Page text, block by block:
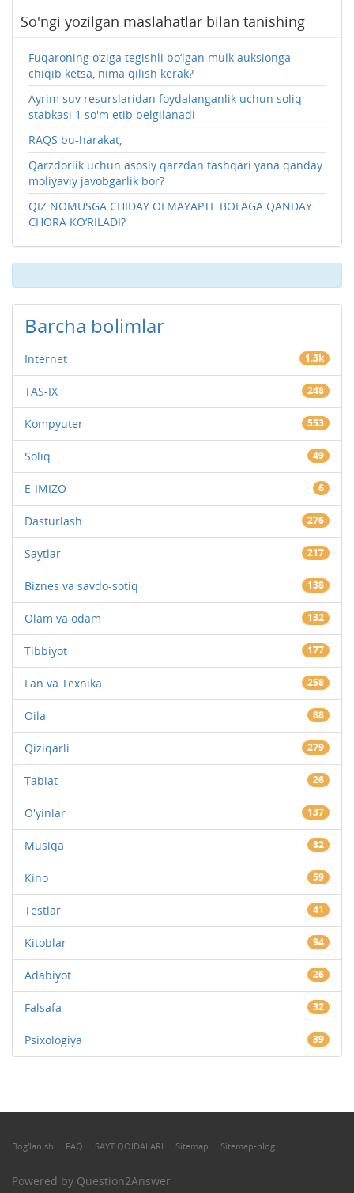
So'ngi yozilgan maslahatlar bilan tanishing
Fuqaroning o‘ziga tegishli bo‘lgan mulk auksionga
chiqib ketsa, nima qilish kerak?
Ayrim suv resurslaridan foydalanganlik uchun soliq
stabkasi 1 so'm etib belgilanadi
RAQS bu-harakat,
Qarzdorlik uchun asosiy qarzdan tashqari yana qanday
moliyaviy javobgarlik bor?
QIZ NOMUSGA CHIDAY OLMAYAPTI. BOLAGA QANDAY
CHORA KO‘RILADI?
Barcha bolimlar
Internet 1.3k
TAS-IX 248
Kompyuter 553
Soliq 49
E-IMIZO 6
Dasturlash 276
Saytlar 217
Biznes va savdo-sotiq 138
Olam va odam 132
Tibbiyot 177
Fan va Texnika 258
Oila 88
Qiziqarli 279
Tabiat 26
O'yinlar 137
Musiqa 82
Kino 59
Testlar 41
Kitoblar 94
Adabiyot 26
Falsafa 32
Psixologiya 39
Bog'lanish FAQ SAYT QOIDALARI Sitemap Sitemap-blog
Powered by Question2Answer